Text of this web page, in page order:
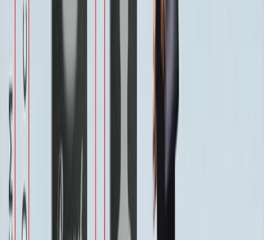
3 000 ₽
Бесплатно
2 000 ₽
Благоустройство
Благоустройство
20 160 ₽
-
24 250 ₽